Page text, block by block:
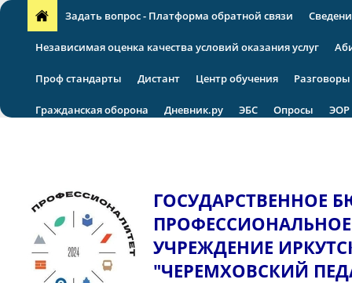
Задать вопрос - Платформа обратной связи
Независимая оценка качества условий оказания услуг
Проф стандарты Дистант Центр обучения
Гражданская оборона Дневник.ру ЭБС Опросы ЭОР
ГОСУДАРСТВЕННОЕ
УЧРЕЖДЕНИЕ
"ЧЕРЕМХОВСКИЙ